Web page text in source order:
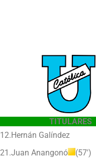
TITULARES
12.Hernán Galíndez
21.Juan Anangonó
(57′)